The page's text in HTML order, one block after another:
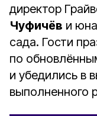
директор
Чуфичёв и
сада. Гости
по
и убедились в
выполненного